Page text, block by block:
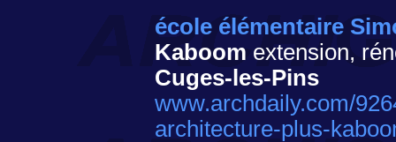
école élémentaire
Kaboom extension,
Cuges-les-Pins
www.archdaily.com/
architecture-plus-